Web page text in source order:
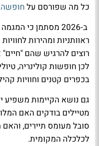
כל מה שפורסם על חופשה
ב-2026 מסתמן כי
ראוותניות ומהירות
רוצים להרגיש שהם
לכן חופשות קולינריה,
בכפרים קטנים וחוויות
גם נושא הקיימות משפיע
מטיילים בודקים האם
סובל מעומס תיירים,
לכלכלה המקומית.